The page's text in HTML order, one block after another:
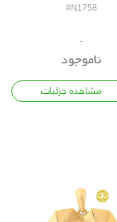
#N1758
ناموجود
مشاهده جزئیات